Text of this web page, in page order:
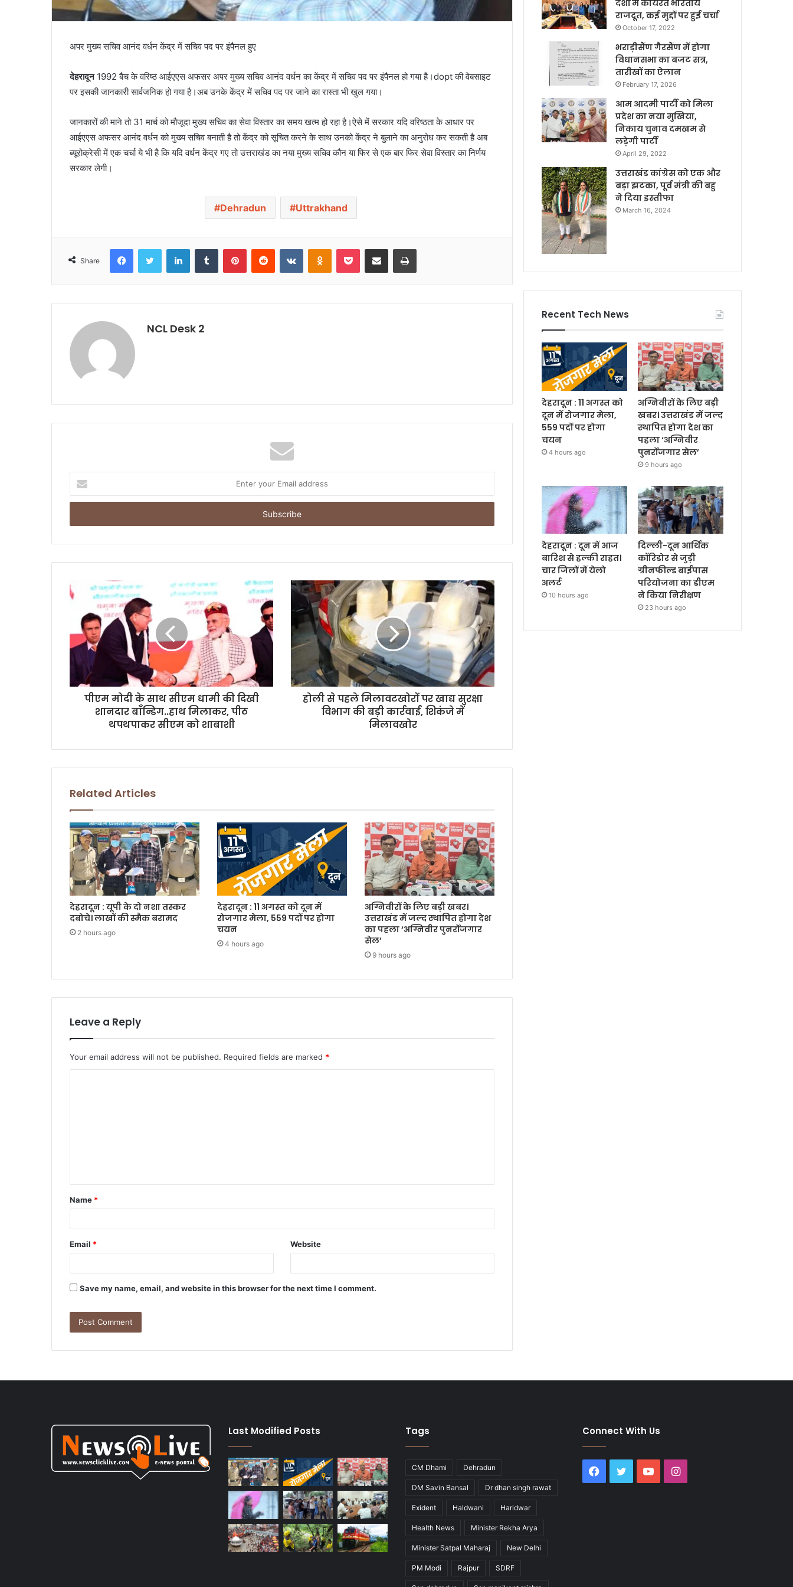
अपर मुख्य सचिव आनंद वर्धन केंद्र में सचिव पद पर इंपैनल हुए
देहरादून1992 बैच के वरिष्ठ आईएएस अफसर अपर मुख्य सचिव आनंद वर्धन का केंद्र में सचिव पद पर इंपैनल हो गया है।dopt की वेबसाइट
पर इसकी जानकारी सार्वजनिक हो गया है।अब उनके केंद्र में सचिव पद पर जाने का रास्ता भी खुल गया।
जानकारों की माने तो 31 मार्च को मौजूदा मुख्य सचिव का सेवा विस्तार का समय खत्म हो रहा है।ऐसे में सरकार यदि वरिष्ठता के आधार पर
आईएएस अफसर आनंद वर्धन को मुख्य सचिव बनाती है तो केंद्र को सूचित करने के साथ उनको केंद्र ने बुलाने का अनुरोध कर सकती है अब
ब्यूरोक्रेसी में एक चर्चा ये भी है कि यदि वर्धन केंद्र गए तो उत्तराखंड का नया मुख्य सचिव कौन या फिर से एक बार फिर सेवा विस्तार का निर्णय
सरकार लेगी।
Dehradun Uttrakhand
Share
NCL Desk 2
t
r
u
E
m
a
r
पीएम मोदी के साथ सीएम धामी की दिखी
शानदार बाॅंन्डिग..हाथ मिलाकर, पीठ
थपथपाकर सीएम को शाबाशी
होली से पहले मिलावटखोरों पर खाद्य सुरक्षा
विभाग की बड़ी कार्रवाई, शिकंजे में
मिलावखोर
Related Articles
देहरादून : यूपी के दो नशा तस्कर
दबोचे। लाखों की स्मैक बरामद
2 hours ago
देहरादून : 11 अगस्त को दून में
रोजगार मेला, 559 पदों पर होगा
चयन
4 hours ago
अग्निवीरों के लिए बड़ी खबर।
उत्तराखंड में जल्द स्थापित होगा देश
का पहला ‘अग्निवीर पुनर्रोजगार
सेल’
9 hours ago
Leave a Reply
Your email address will not be published. Required fields are marked *
t
*
Name *
Email * Website
Save my name, email, and website in this browser for the next time I comment.
देशों में कार्यरत भारतीय
राजदूत, कई मुद्दों पर हुई चर्चा
October 17, 2022
भराड़ीसैंण गैरसैंण में होगा
विधानसभा का बजट सत्र,
तारीखों का ऐलान
February 17, 2026
आम आदमी पार्टी को मिला
प्रदेश का नया मुखिया,
निकाय चुनाव दमखम से
लड़ेगी पार्टी
April 29, 2022
उत्तराखंड कांग्रेस को एक और
बड़ा झटका, पूर्व मंत्री की बहु
ने दिया इस्तीफा
March 16, 2024
Recent Tech News
देहरादून : 11 अगस्त को
दून में रोजगार मेला,
559 पदों पर होगा
चयन
4 hours ago
अग्निवीरों के लिए बड़ी
खबर। उत्तराखंड में जल्द
स्थापित होगा देश का
पहला ‘अग्निवीर
पुनर्रोजगार सेल’
9 hours ago
देहरादून : दून में आज
बारिश से हल्की राहत।
चार जिलों में येलो
अलर्ट
10 hours ago
दिल्ली-दून आर्थिक
कॉरिडोर से जुड़ी
ग्रीनफील्ड बाईपास
परियोजना का डीएम
ने किया निरीक्षण
23 hours ago
Last Modified Posts Tags
CM Dhami Dehradun
DM Savin Bansal Dr dhan singh rawat
Exident Haldwani Haridwar
Health News Minister Rekha Arya
Minister Satpal Maharaj New Delhi
PM Modi Rajpur SDRF
Connect With Us
Facebook
Twitter YouTubeInstagram